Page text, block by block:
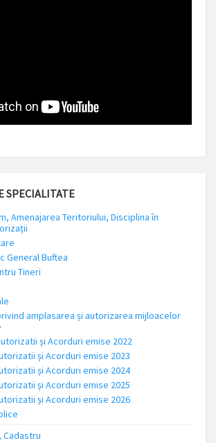
SPECIALITATE
Amenajarea Teritoriului, Disciplina în
General Buftea
Tineri
amplasarea și autorizarea mijloacelor
și Acorduri emise 2022
și Acorduri emise 2023
și Acorduri emise 2024
și Acorduri emise 2025
și Acorduri emise 2026